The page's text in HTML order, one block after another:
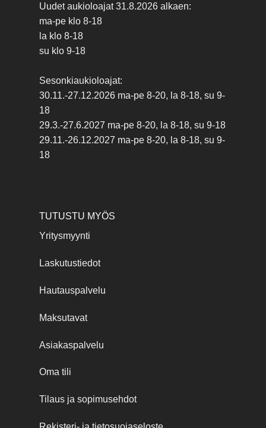
Uudet aukioloajat 31.8.2026 alkaen:
ma-pe klo 8-18
la klo 8-18
su klo 9-18
Sesonkiaukioloajat:
30.11.-27.12.2026 ma-pe 8-20, la 8-18, su 9-
18
29.3.-27.6.2027 ma-pe 8-20, la 8-18, su 9-18
29.11.-26.12.2027 ma-pe 8-20, la 8-18, su 9-
18
TUTUSTU MYÖS
Yritysmyynti
Laskutustiedot
Hautauspalvelu
Maksutavat
Asiakaspalvelu
Oma tili
Tilaus ja sopimusehdot